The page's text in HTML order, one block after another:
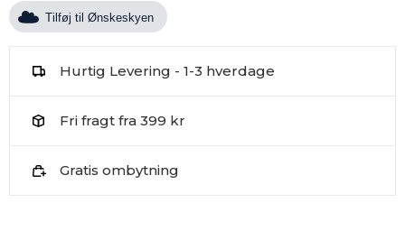
Tilføj til Ønskeskyen
Hurtig Levering - 1-3 hverdage
Fri fragt fra 399 kr
Gratis ombytning